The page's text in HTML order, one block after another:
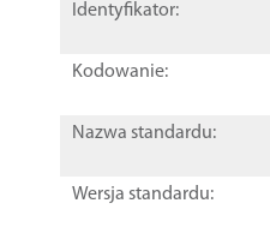
Identyfikator:
Kodowanie:
Nazwa standardu:
Wersja standardu: